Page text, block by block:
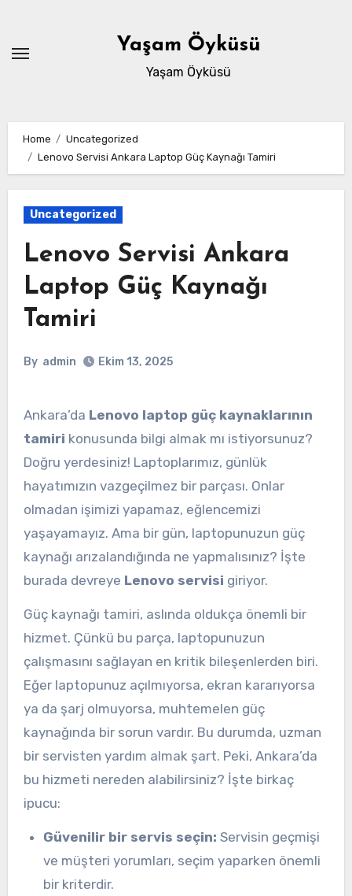
content
Yaşam Öyküsü
Yaşam Öyküsü
Home
Uncategorized
Lenovo Servisi Ankara Laptop Güç Kaynağı Tamiri
Uncategorized
Lenovo Servisi Ankara
Laptop Güç Kaynağı
Tamiri
By admin Ekim 13, 2025
Ankara’da Lenovo laptop güç kaynaklarının
tamiri konusunda bilgi almak mı istiyorsunuz?
Doğru yerdesiniz! Laptoplarımız, günlük
hayatımızın vazgeçilmez bir parçası. Onlar
olmadan işimizi yapamaz, eğlencemizi
yaşayamayız. Ama bir gün, laptopunuzun güç
kaynağı arızalandığında ne yapmalısınız? İşte
burada devreye Lenovo servisi giriyor.
Güç kaynağı tamiri, aslında oldukça önemli bir
hizmet. Çünkü bu parça, laptopunuzun
çalışmasını sağlayan en kritik bileşenlerden biri.
Eğer laptopunuz açılmıyorsa, ekran kararıyorsa
ya da şarj olmuyorsa, muhtemelen güç
kaynağında bir sorun vardır. Bu durumda, uzman
bir servisten yardım almak şart. Peki, Ankara’da
bu hizmeti nereden alabilirsiniz? İşte birkaç
ipucu:
Güvenilir bir servis seçin: Servisin geçmişi
ve müşteri yorumları, seçim yaparken önemli
bir kriterdir.